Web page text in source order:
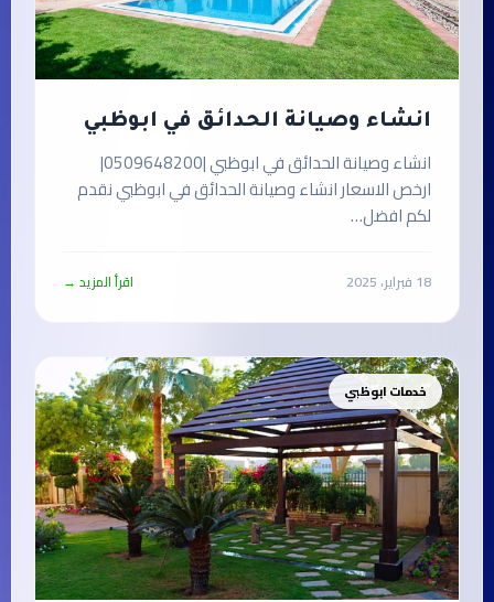
انشاء وصيانة الحدائق في ابوظبي
انشاء وصيانة الحدائق في ابوظبي |0509648200|
ارخص الاسعار انشاء وصيانة الحدائق في ابوظبي نقدم
لكم افضل…
18 فبراير، 2025 اقرأ المزيد →
خدمات ابوظبي